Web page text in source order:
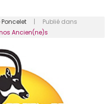
| Publié dans
Ancien(ne)s